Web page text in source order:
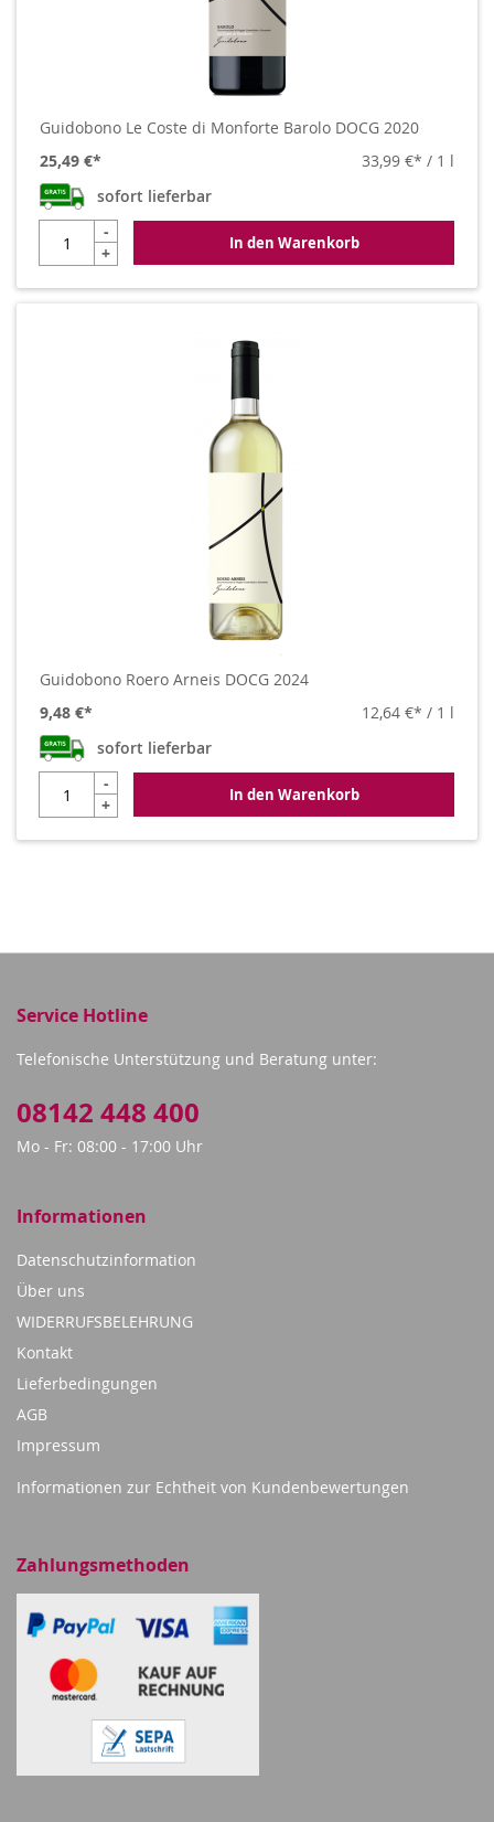
Guidobono Le Coste di Monforte Barolo DOCG 2020
25,49 €
33,99 €
/ 1 l
sofort lieferbar
-
+
In den Warenkorb
Guidobono Roero Arneis DOCG 2024
9,48 €
12,64 €
/ 1 l
sofort lieferbar
-
+
In den Warenkorb
Service Hotline
Telefonische Unterstützung und Beratung unter:
08142 448 400
Mo - Fr: 08:00 - 17:00 Uhr
Informationen
Datenschutzinformation
Über uns
WIDERRUFSBELEHRUNG
Kontakt
Lieferbedingungen
AGB
Impressum
Informationen zur Echtheit von Kundenbewertungen
Zahlungsmethoden